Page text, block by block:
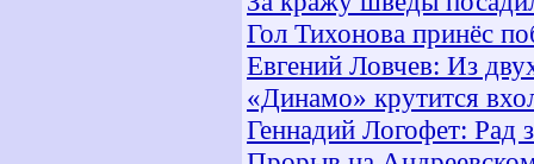
Гол Тихонова принёс
Евгений Ловчев: Из
«Динамо» крутится
Геннадий Логофет: Рад